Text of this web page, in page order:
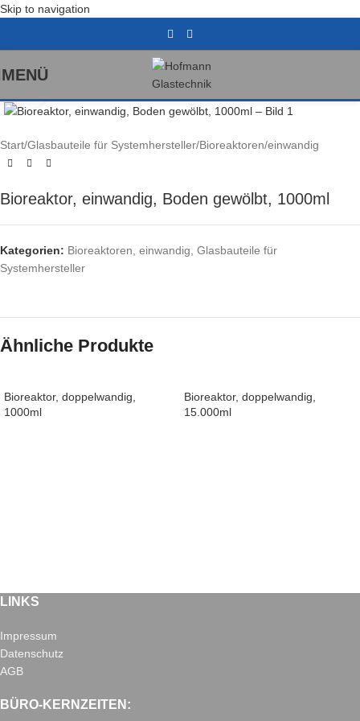
Skip to navigation
MENÜ
Klick zum Vergrößern
Start/Glasbauteile für Systemhersteller/Bioreaktoren/einwandig
Bioreaktor, einwandig, Boden gewölbt, 1000ml
Kategorien: Bioreaktoren, einwandig, Glasbauteile für
Systemhersteller
Ähnliche Produkte
Bioreaktor, doppelwandig,
1000ml
Bioreaktor, doppelwandig,
15.000ml
LINKS
Impressum
Datenschutz
AGB
BÜRO-KERNZEITEN: